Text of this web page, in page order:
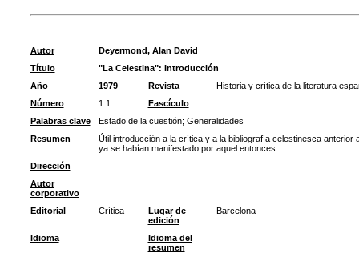
Autor
Deyermond, Alan David
Título
"La Celestina": Introducción
Año
1979 Revista
Historia y crítica de la literatura
Número
1.1
Fascículo
Palabras clave
Estado de la cuestión; Generalidades
Resumen
Útil introducción a la crítica y a la bibliografía celestinesca
ya se habían manifestado por aquel entonces.
Dirección
Autor
corporativo
Editorial
Crítica
Lugar de
edición
Barcelona
Idioma
Idioma del
resumen